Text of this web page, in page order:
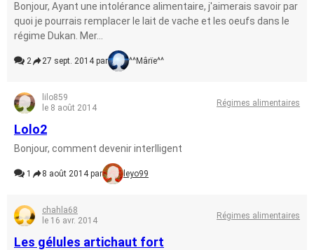
Bonjour, Ayant une intolérance alimentaire, j'aimerais savoir par
quoi je pourrais remplacer le lait de vache et les oeufs dans le
régime Dukan. Mer...
2 27 sept. 2014 par ^^Mârïe^^
lilo859
le 8 août 2014
Régimes alimentaires
Lolo2
Bonjour, comment devenir interlligent
1 8 août 2014 par leyo99
chahla68
le 16 avr. 2014
Régimes alimentaires
Les gélules artichaut fort